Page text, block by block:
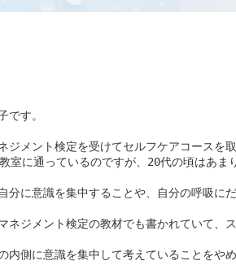
です。
ジメント検定を受けてセルフケアコースを
室に通っているのですが、20代の頃はあ
分に意識を集中することや、自分の呼吸に
ネジメント検定の教材でも書かれていて
内側に意識を集中して考えていることをや